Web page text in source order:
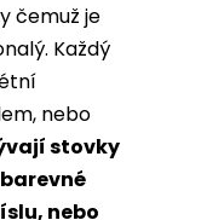
čemuž je
Každý
nebo
stovky
nebo